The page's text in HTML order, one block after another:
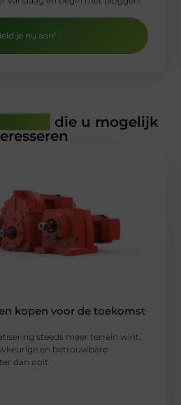
je nu aan!
die u mogelijk
kopen voor de toekomst
steeds meer terrein wint,
en betrouwbare
dan ooit.